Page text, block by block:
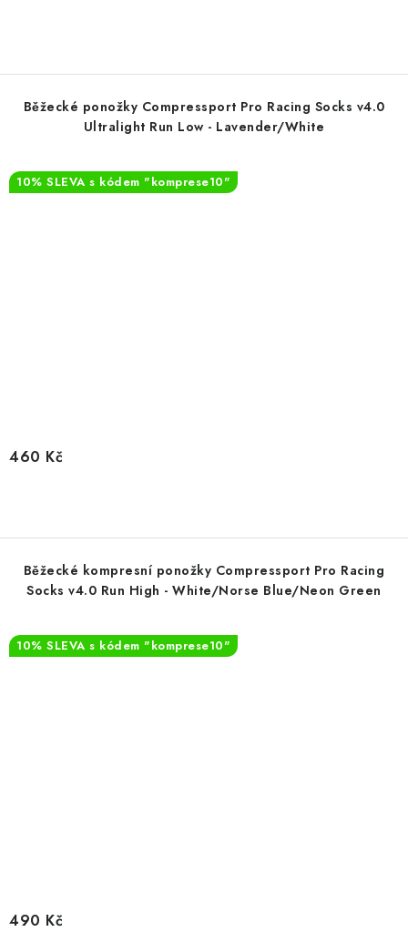
Běžecké ponožky Compressport Pro Racing Socks v4.0
Ultralight Run Low - Lavender/White
10% SLEVA s kódem "komprese10"
460 Kč
Běžecké kompresní ponožky Compressport Pro Racing
Socks v4.0 Run High - White/Norse Blue/Neon Green
10% SLEVA s kódem "komprese10"
490 Kč